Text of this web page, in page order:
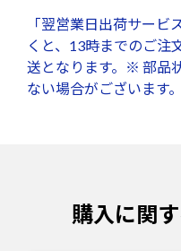
「翌営業日出荷サービ
くと、13時までのご注
送となります。※ 部品
ない場合がございます。
購入に関